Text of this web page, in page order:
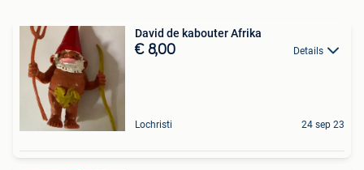
David de kabouter Afrika
€ 8,00 Details
Lochristi 24 sep 23